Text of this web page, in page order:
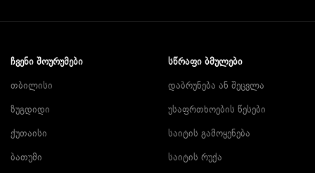
ᲩᲕᲔᲜᲘ ᲨᲝᲣᲠᲣᲛᲔᲑᲘ
თბილისი
ზუგდიდი
ქუთაისი
ბათუმი
ᲡᲬᲠᲐᲤᲘ ᲑᲛᲣᲚᲔᲑᲘ
დაბრუნება ან შეცვლა
უსაფრთხოების წესები
საიტის გამოყენება
საიტის რუქა